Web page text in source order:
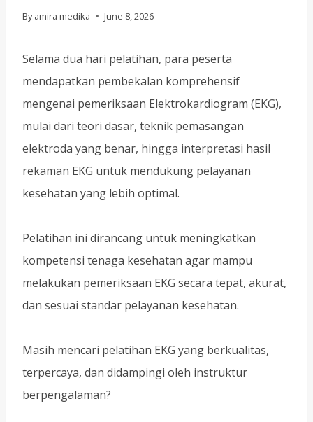
By amira medika June 8, 2026
Selama dua hari pelatihan, para peserta
mendapatkan pembekalan komprehensif
mengenai pemeriksaan Elektrokardiogram (EKG),
mulai dari teori dasar, teknik pemasangan
elektroda yang benar, hingga interpretasi hasil
rekaman EKG untuk mendukung pelayanan
kesehatan yang lebih optimal.
Pelatihan ini dirancang untuk meningkatkan
kompetensi tenaga kesehatan agar mampu
melakukan pemeriksaan EKG secara tepat, akurat,
dan sesuai standar pelayanan kesehatan.
Masih mencari pelatihan EKG yang berkualitas,
terpercaya, dan didampingi oleh instruktur
berpengalaman?